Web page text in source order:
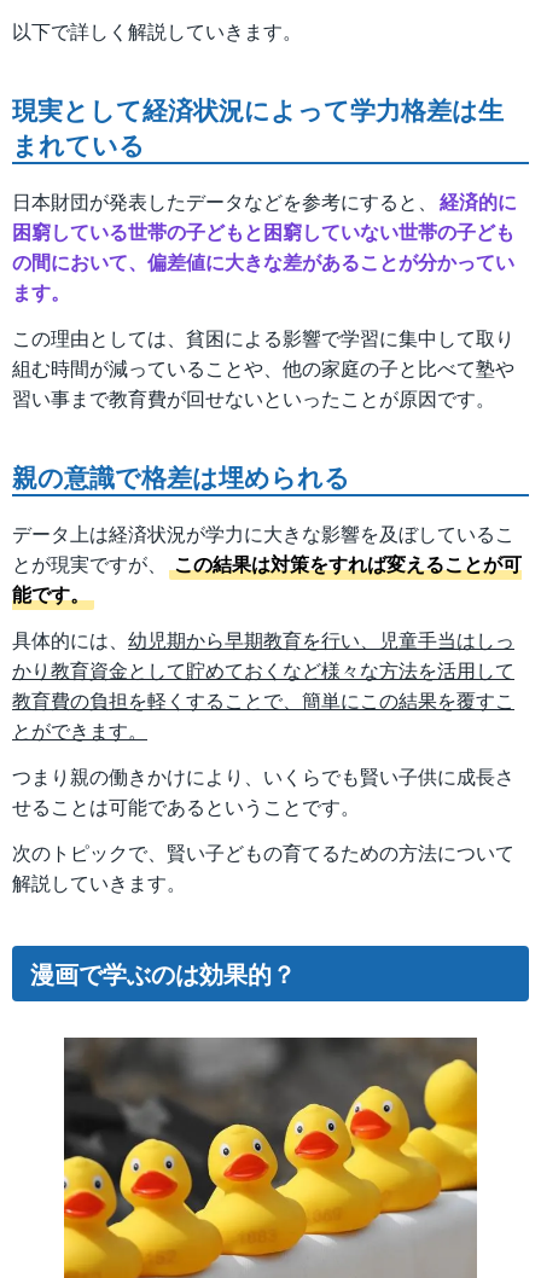
以下で詳しく解説していきます。
現実として経済状況によって学力格差は生
まれている
日本財団が発表したデータなどを参考にすると、 経済的に
困窮している世帯の子どもと困窮していない世帯の子ども
の間において、偏差値に大きな差があることが分かってい
ます。
この理由としては、貧困による影響で学習に集中して取り
組む時間が減っていることや、他の家庭の子と比べて塾や
習い事まで教育費が回せないといったことが原因です。
親の意識で格差は埋められる
データ上は経済状況が学力に大きな影響を及ぼしているこ
とが現実ですが、
この結果は対策をすれば変えることが可
能です。
具体的には、 幼児期から早期教育を行い、児童手当はしっ
かり教育資金として貯めておくなど様々な方法を活用して
教育費の負担を軽くすることで、簡単にこの結果を覆すこ
とができます。
つまり親の働きかけにより、いくらでも賢い子供に成長さ
せることは可能であるということです。
次のトピックで、賢い子どもの育てるための方法について
解説していきます。
漫画で学ぶのは効果的？